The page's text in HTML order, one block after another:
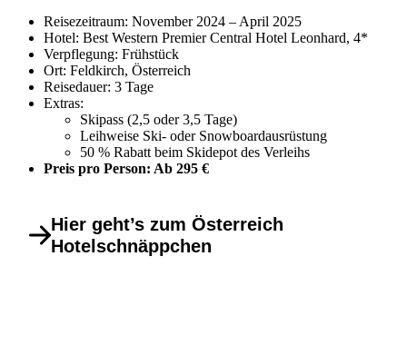
Reisezeitraum: November 2024 – April 2025
Hotel: Best Western Premier Central Hotel Leonhard, 4*
Verpflegung: Frühstück
Ort: Feldkirch, Österreich
Reisedauer: 3 Tage
Extras:
Skipass (2,5 oder 3,5 Tage)
Leihweise Ski- oder Snowboardausrüstung
50 % Rabatt beim Skidepot des Verleihs
Preis pro Person: Ab 295 €
Hier geht’s zum Österreich
Hotelschnäppchen